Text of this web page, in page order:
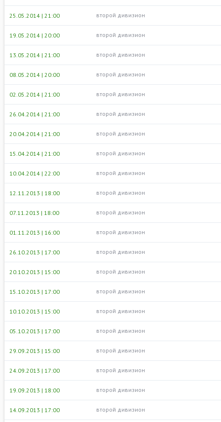
25.05.2014 | 21:00 второй дивизион
19.05.2014 | 20:00 второй дивизион
13.05.2014 | 21:00 второй дивизион
08.05.2014 | 20:00 второй дивизион
02.05.2014 | 21:00 второй дивизион
26.04.2014 | 21:00 второй дивизион
20.04.2014 | 21:00 второй дивизион
15.04.2014 | 21:00 второй дивизион
10.04.2014 | 22:00 второй дивизион
12.11.2013 | 18:00 второй дивизион
07.11.2013 | 18:00 второй дивизион
01.11.2013 | 16:00 второй дивизион
26.10.2013 | 17:00 второй дивизион
20.10.2013 | 15:00 второй дивизион
15.10.2013 | 17:00 второй дивизион
10.10.2013 | 15:00 второй дивизион
05.10.2013 | 17:00 второй дивизион
29.09.2013 | 15:00 второй дивизион
24.09.2013 | 17:00 второй дивизион
19.09.2013 | 18:00 второй дивизион
14.09.2013 | 17:00 второй дивизион